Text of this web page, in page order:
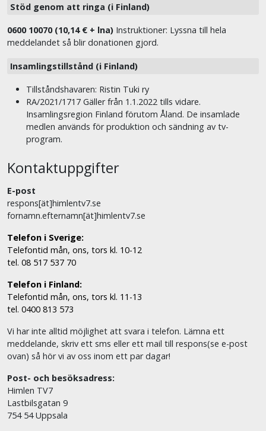
Stöd genom att ringa (i Finland)
0600 10070 (10,14 € + lna) Instruktioner: Lyssna till hela
meddelandet så blir donationen gjord.
Insamlingstillstånd (i Finland)
Tillståndshavaren: Ristin Tuki ry
RA/2021/1717 Gäller från 1.1.2022 tills vidare.
Insamlingsregion Finland förutom Åland. De insamlade
medlen används för produktion och sändning av tv-
program.
Kontaktuppgifter
E-post
respons[ät]himlentv7.se
fornamn.efternamn[ät]himlentv7.se
Telefon i Sverige:
Telefontid mån, ons, tors kl. 10-12
tel. 08 517 537 70
Telefon i Finland:
Telefontid mån, ons, tors kl. 11-13
tel. 0400 813 573
Vi har inte alltid möjlighet att svara i telefon. Lämna ett
meddelande, skriv ett sms eller ett mail till respons(se e-post
ovan) så hör vi av oss inom ett par dagar!
Post- och besöksadress:
Himlen TV7
Lastbilsgatan 9
754 54 Uppsala